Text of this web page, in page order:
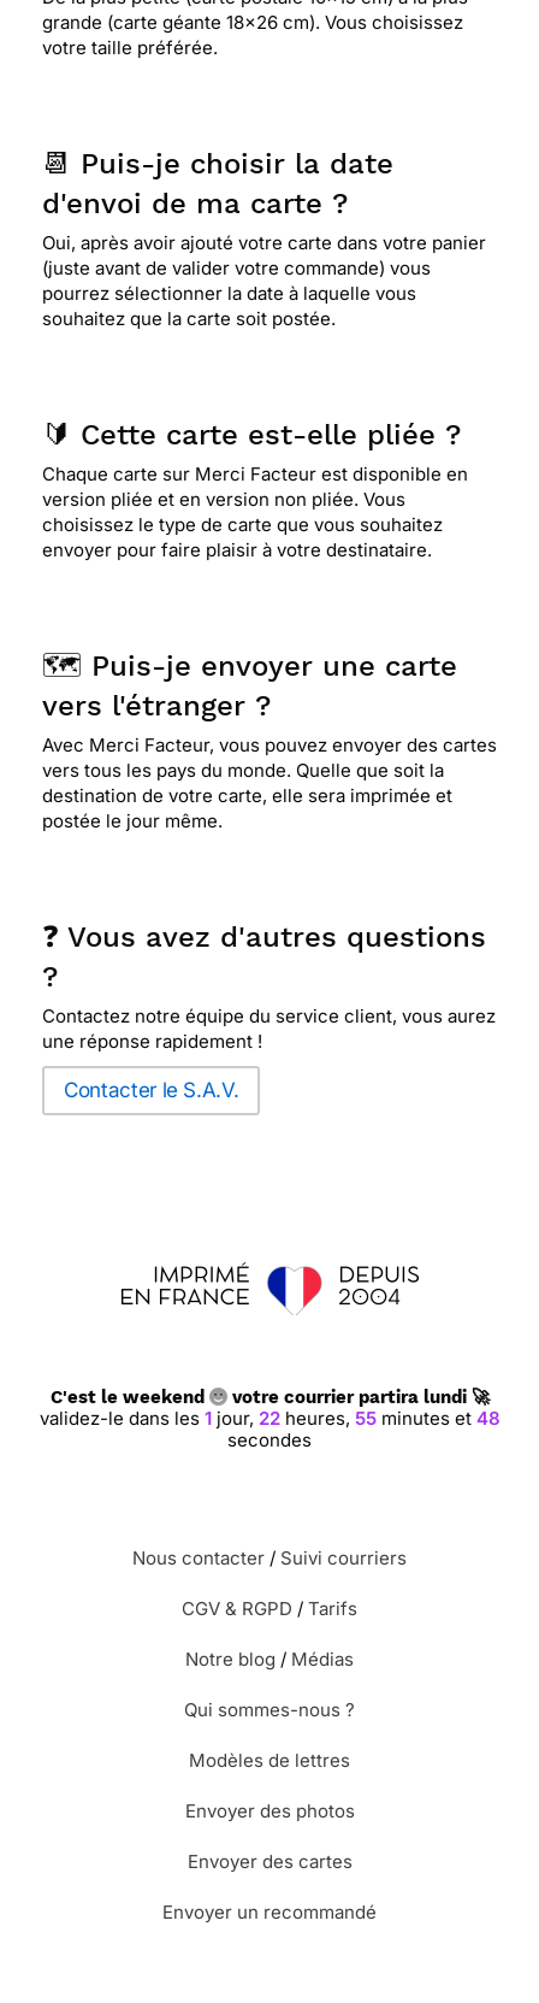
grande (carte géante 18x26 cm). Vous choisissez
votre taille préférée.
📆 Puis-je choisir la date
d'envoi de ma carte ?
Oui, après avoir ajouté votre carte dans votre panier
(juste avant de valider votre commande) vous
pourrez sélectionner la date à laquelle vous
souhaitez que la carte soit postée.
🔰 Cette carte est-elle pliée ?
Chaque carte sur Merci Facteur est disponible en
version pliée et en version non pliée. Vous
choisissez le type de carte que vous souhaitez
envoyer pour faire plaisir à votre destinataire.
🗺️ Puis-je envoyer une carte
vers l'étranger ?
Avec Merci Facteur, vous pouvez envoyer des cartes
vers tous les pays du monde. Quelle que soit la
destination de votre carte, elle sera imprimée et
postée le jour même.
❓ Vous avez d'autres questions
?
Contactez notre équipe du service client, vous aurez
une réponse rapidement !
Contacter le S.A.V.
C'est le weekend votre courrier partira lundi 🚀
validez-le dans les 1jour, 22heures, 55minutes et 48
secondes
Nous contacter / Suivi courriers
CGV & RGPD / Tarifs
Notre blog / Médias
Qui sommes-nous ?
Modèles de lettres
Envoyer des photos
Envoyer des cartes
Envoyer un recommandé